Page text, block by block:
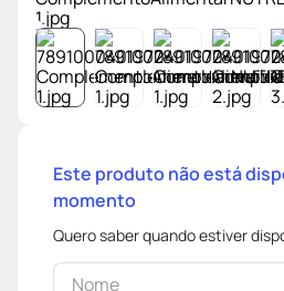
6º
tadalafila
7º
lenço umedecido
8º
sabonete liquido
º protetor solar
Este produto não está
momento
Quero saber quando estiver